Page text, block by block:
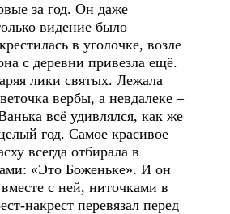
за год. Он даже
видение было
в уголочке, возле
с деревни привезла ещё.
лики святых. Лежала
вербы, а невдалеке –
всё удивлялся, как же
год. Самое красивое
всегда отбирала в
«Это Боженьке». И он
вместе с ней, ниточками в
накрест перевязал перед